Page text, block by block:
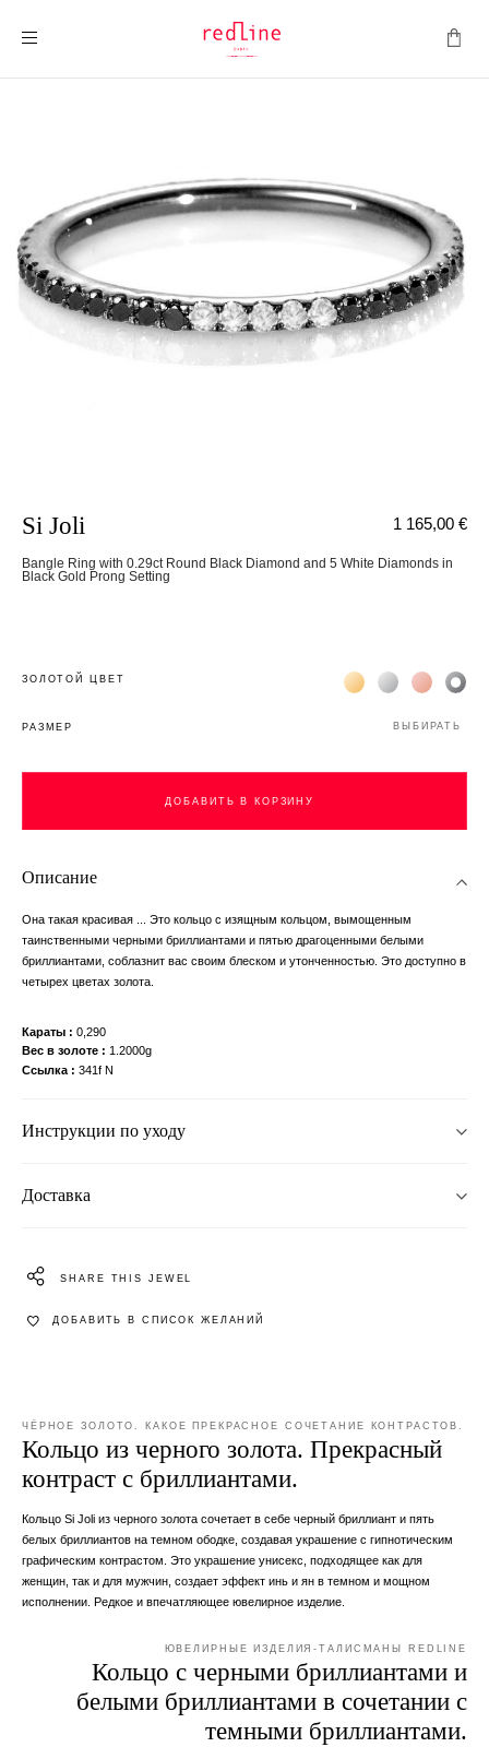
Si Joli
Bangle Ring with 0.29ct Round Black Diamond and 5 White Diamonds in
Black Gold Prong Setting
1 165,00 €
ЗОЛОТОЙ ЦВЕТ Жёлтое золото 18К
Белое золото
Розовое
РАЗМЕР ВЫБИРАТЬ
ДОБАВИТЬ В КОРЗИНУ
ДОБАВИТЬ В КОРЗИНУ
Описание
Она такая красивая ... Это кольцо с изящным кольцом, вымощенным
таинственными черными бриллиантами и пятью драгоценными белыми
бриллиантами, соблазнит вас своим блеском и утонченностью. Это доступно в
четырех цветах золота.
Караты
0,290
Вес в золоте
1.2000g
Ссылка
341f N
Инструкции по уходу
Доставка
SHARE THIS JEWEL
ДОБАВИТЬ В СПИСОК ЖЕЛАНИЙ
ЧЁРНОЕ ЗОЛОТО. КАКОЕ ПРЕКРАСНОЕ СОЧЕТАНИЕ КОНТРАСТОВ.
Кольцо из черного золота. Прекрасный
контраст с бриллиантами.
Кольцо Si Joli из черного золота сочетает в себе черный бриллиант и пять
белых бриллиантов на темном ободке, создавая украшение с гипнотическим
графическим контрастом. Это украшение унисекс, подходящее как для
женщин, так и для мужчин, создает эффект инь и ян в темном и мощном
исполнении. Редкое и впечатляющее ювелирное изделие.
ЮВЕЛИРНЫЕ ИЗДЕЛИЯ-ТАЛИСМАНЫ REDLINE
Кольцо с черными бриллиантами и
белыми бриллиантами в сочетании с
темными бриллиантами.